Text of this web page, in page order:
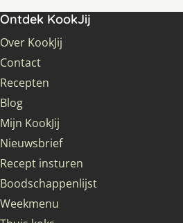
Ontdek KookJij
Over KookJij
Contact
Recepten
Blog
Mijn KookJij
Nieuwsbrief
Recept insturen
Boodschappenlijst
Weekmenu